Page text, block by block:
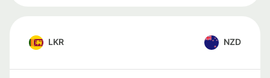
LKR NZD